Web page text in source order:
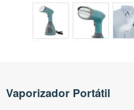
Vaporizador Portátil